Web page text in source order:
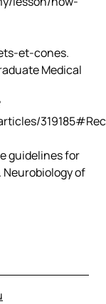
et-cones.
Medical
guidelines for
Neurobiology of